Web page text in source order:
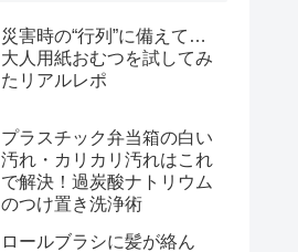
災害時の“行列”に備えて…
大人用紙おむつを試してみ
たリアルレポ
プラスチック弁当箱の白い
汚れ・カリカリ汚れはこれ
で解決！過炭酸ナトリウム
のつけ置き洗浄術
ロールブラシに髪が絡ん